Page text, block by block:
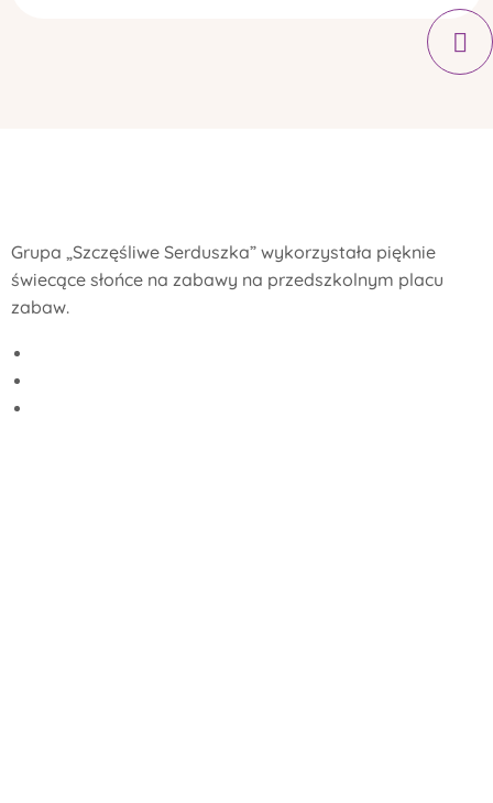
Grupa „Szczęśliwe Serduszka” wykorzystała pięknie
świecące słońce na zabawy na przedszkolnym placu
zabaw.